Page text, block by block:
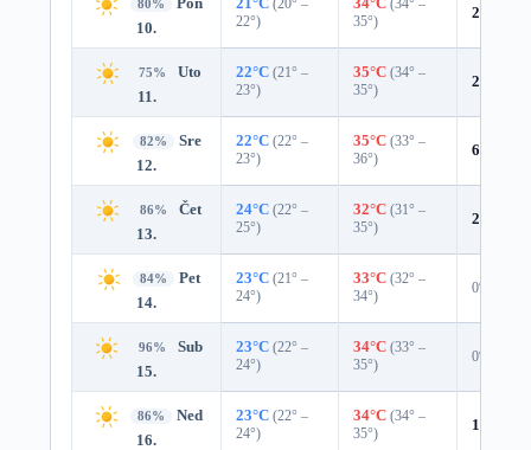
80%
10.
22°)
35°)
2%
75%
Uto
11.
22°C (21° –
23°)
35°C (34° –
35°)
2%
82%
Sre
12.
22°C (22° –
23°)
35°C (33° –
36°)
6%
86%
Čet
13.
24°C (22° –
25°)
32°C (31° –
35°)
2%
84%
Pet
14.
23°C (21° –
24°)
33°C (32° –
34°)
0%
96%
Sub
15.
23°C (22° –
24°)
34°C (33° –
35°)
0%
86%
Ned
16.
23°C (22° –
24°)
34°C (34° –
35°)
10%